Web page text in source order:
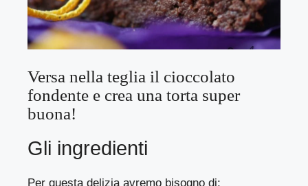
Versa nella teglia il cioccolato
fondente e crea una torta super
buona!
Gli ingredienti
Per questa delizia avremo bisogno di: